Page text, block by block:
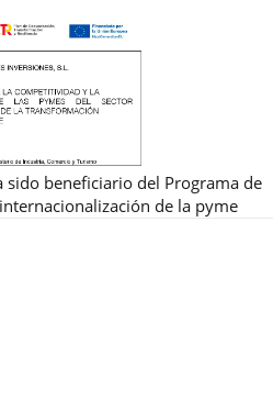
sido beneficiario del Programa de
de la pyme